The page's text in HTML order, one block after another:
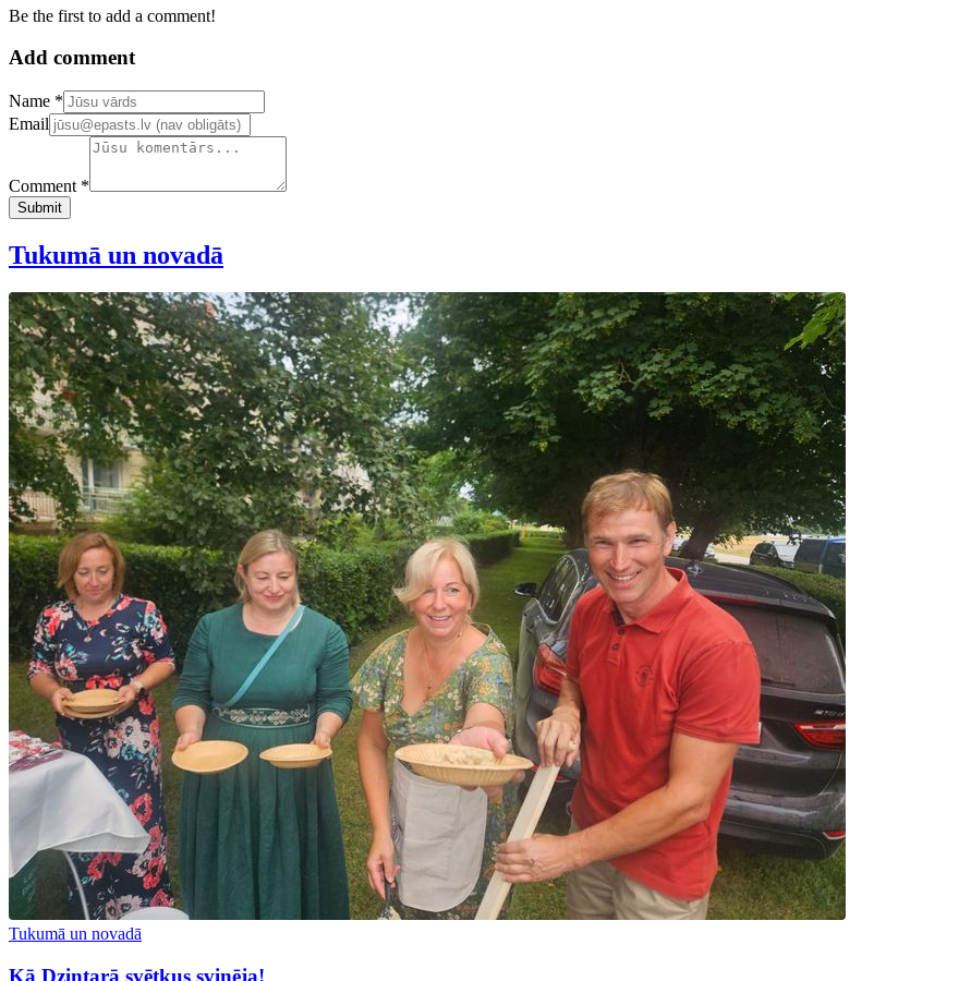
Be the first to add a comment!
Add comment
Confirm your email address
Name *
Email
Comment *
Submit
Tukumā un novadā
Tukumā un novadā
Kā Dzintarā svētkus svinēja!